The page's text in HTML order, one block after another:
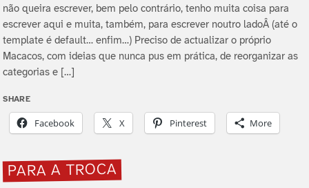
não queira escrever, bem pelo contrário, tenho muita coisa para
escrever aqui e muita, também, para escrever noutro ladoÂ (até o
template é default… enfim…) Preciso de actualizar o próprio
Macacos, com ideias que nunca pus em prática, de reorganizar as
categorias e […]
SHARE
Facebook X Pinterest More
PARA A TROCA